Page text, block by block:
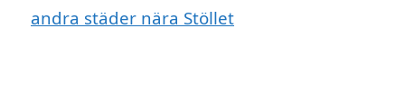
andra städer nära Stöllet